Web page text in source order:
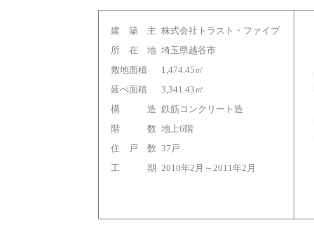
建 築 主 株式会社トラスト・ファイブ
所 在 地 埼玉県越谷市
敷地面積
1,474.45㎡
延べ面積
3,341.43㎡
構 造 鉄筋コンクリート造
階 数 地上6階
住 戸 数 37戸
工 期 2010年2月～2011年2月